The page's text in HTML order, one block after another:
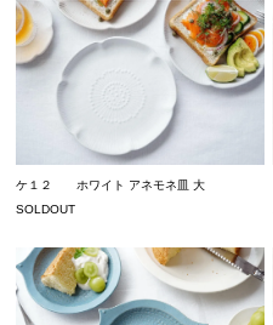
ケ１２ ホワイト アネモネ皿 大
SOLDOUT